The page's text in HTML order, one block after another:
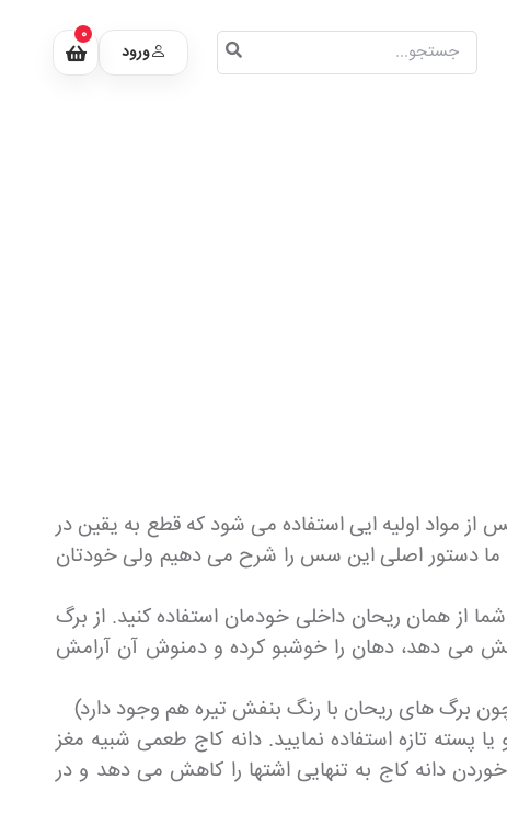
ورود
0
مواد اولیه ایی استفاده می شود که قطع به یقین در
ما دستور اصلی این سس را شرح می دهیم ولی خودتان
از همان ریحان داخلی خودمان استفاده کنید. از برگ
می دهد، دهان را خوشبو کرده و دمنوش آن آرامش
برگ های ریحان با رنگ بنفش تیره هم وجود دارد)
تازه استفاده نمایید. دانه کاج طعمی شبیه مغز
دانه کاج به تنهایی اشتها را کاهش می دهد و در